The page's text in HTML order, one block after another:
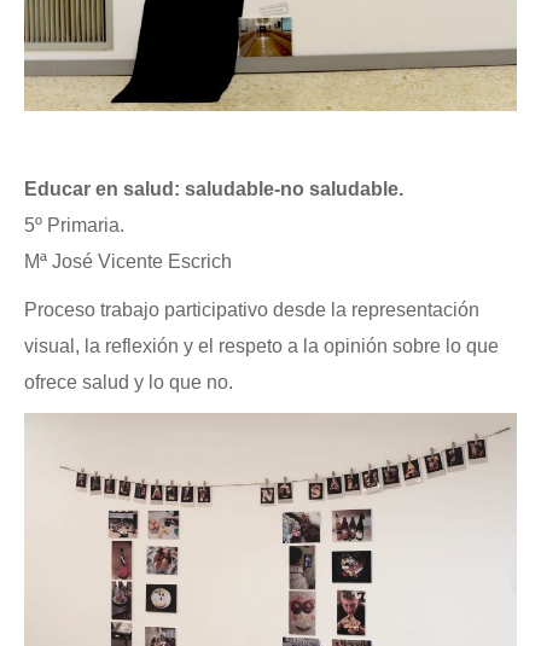
Educar en salud: saludable-no saludable.
5º Primaria.
Mª José Vicente Escrich
Proceso trabajo participativo desde la representación
visual, la reflexión y el respeto a la opinión sobre lo que
ofrece salud y lo que no.